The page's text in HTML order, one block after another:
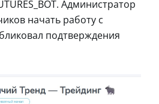
Администратор
начать работу с
подтверждения